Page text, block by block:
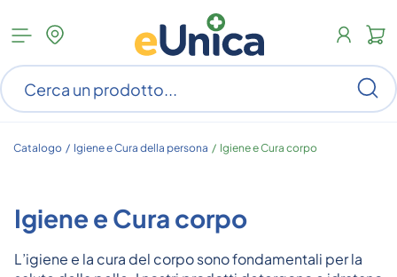
Apri
menu
categorie
Catalogo / Igiene e Cura della persona / Igiene e Cura corpo
Igiene e Cura corpo
L’igiene e la cura del corpo sono fondamentali per la